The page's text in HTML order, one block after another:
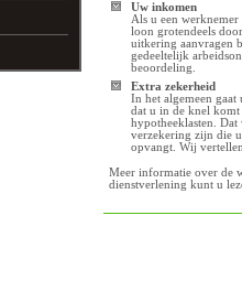
Uw inkomen
Als u een
loon grotendeels
uitkering aanvragen
gedeeltelijk
beoordeling.
Extra zekerheid
In het algemeen
dat u in de knel
hypotheeklasten.
verzekering zijn die
opvangt. Wij
Meer informatie over de
dienstverlening kunt u